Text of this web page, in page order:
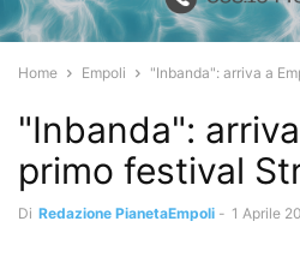
Home Empoli "Inbanda": arriva a
"Inbanda":
primo festival
Di Redazione PianetaEmpoli - 1 Aprile